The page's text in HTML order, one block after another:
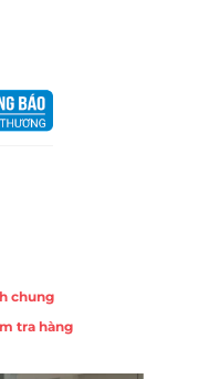
chung
tra hàng